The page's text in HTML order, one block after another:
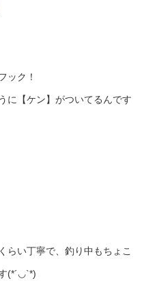
ック！
に【ケン】がついてるんです
らい丁寧で、釣り中もちょこ
(*´◡`*)